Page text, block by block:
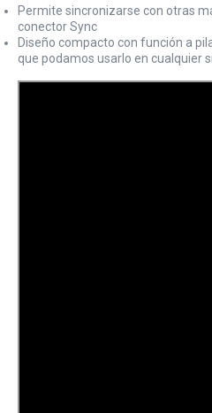
Permite sincronizarse con otras
conector Sync
Diseño compacto con función a
que podamos usarlo en cualquier